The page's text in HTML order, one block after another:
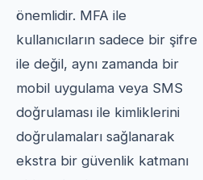
önemlidir. MFA ile
kullanıcıların sadece bir şifre
ile değil, aynı zamanda bir
mobil uygulama veya SMS
doğrulaması ile kimliklerini
doğrulamaları sağlanarak
ekstra bir güvenlik katmanı